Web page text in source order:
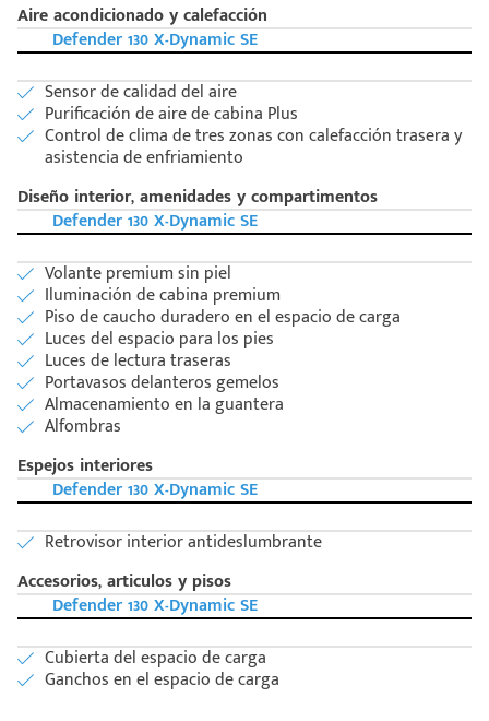
Aire acondicionado y calefacción
Defender 130 X-Dynamic SE
Sensor de calidad del aire
Purificación de aire de cabina Plus
Control de clima de tres zonas con calefacción trasera y
asistencia de enfriamiento
Diseño interior, amenidades y compartimentos
Defender 130 X-Dynamic SE
Volante premium sin piel
Iluminación de cabina premium
Piso de caucho duradero en el espacio de carga
Luces del espacio para los pies
Luces de lectura traseras
Portavasos delanteros gemelos
Almacenamiento en la guantera
Alfombras
Espejos interiores
Defender 130 X-Dynamic SE
Retrovisor interior antideslumbrante
Accesorios, articulos y pisos
Defender 130 X-Dynamic SE
Cubierta del espacio de carga
Ganchos en el espacio de carga